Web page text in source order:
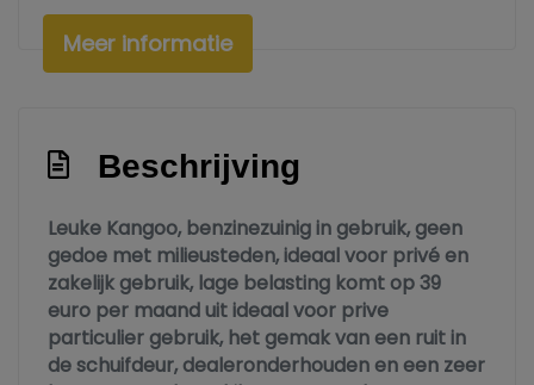
Anti blokkeer systeem
Bestuurdersairbag
Brake assist system
Elektronisch stabiliteits programma
Rubber mat in laadruimte
Ruit in schuifdeur
Interieur
Airco
Meer informatie
Beschrijving
Leuke Kangoo, benzinezuinig in gebruik, geen
gedoe met milieusteden, ideaal voor privé en
zakelijk gebruik, lage belasting komt op 39
euro per maand uit ideaal voor prive
particulier gebruik, het gemak van een ruit in
de schuifdeur, dealeronderhouden en een zeer